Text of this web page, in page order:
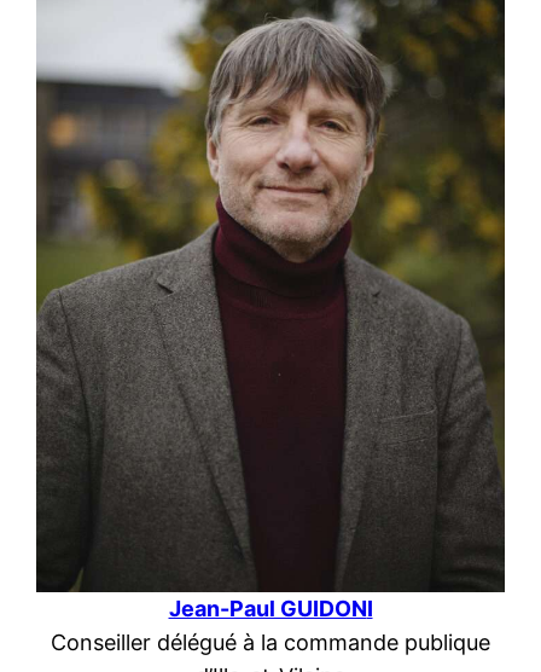
Jean-Paul GUIDONI
Conseiller délégué à la commande publique